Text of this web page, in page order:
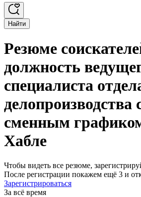
Найти
Резюме
должность
специалиста
делопроизводства
сменным
Хабле
Чтобы видеть все резюме,
После регистрации покажем ещё 3 и
Зарегистрироваться
За всё время